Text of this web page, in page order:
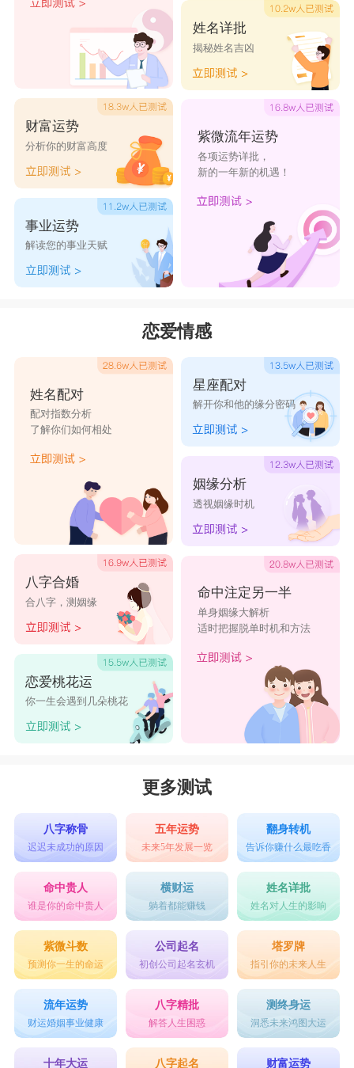
处女座
在谈恋爱的时候总会希望另一半按照自
己的高标准来做到完美，所以我们看到处女座教训
自己的恋人是非常常见的事情。因为希望对方完
美，于是他们也会非常严格的想要完善自己的恋
人。大到衣服配色，小到指甲长度，都会是他们教
训恋人的点。当他们停止教训开始冷嘲热讽的时候
也是宣布恋情结束的时候了。
天秤座
比往常忙碌许多，双方见面的机会越来越少，可是
另一半追问时他们都有借口，而且还会鼓励另一半
多多培养自己的兴趣有自己的生活。这时候得好好
看紧天秤恋人。
分手前会拒绝和你过任何节日，你稍微
有点抱怨就会觉得你这人怎么这么不懂事，其实就
是他们心里有鬼。
这个不用多说了，无论射手男还是射手女分手
前都是拒绝电话、拒绝消息、拒绝和你约会。恋人
开始闹，开始不断逼着
射手座与自己约会，控制射
手座的时候，就是射手座摊牌的时候了。
摩羯座
变得异常忙碌把恋人抛弃在一旁，甚至忘记约会的
时间，让恋人抓狂。恋人开始质问摩羯座事业和爱
情的选择时，摩羯一定会斩钉截铁的选择事业，让
你自己离开，不做负心汉!
水瓶座
大多数水瓶座都会采取冷暴力的方式。水瓶座
突然很忙，当你还沉浸在热恋的喜悦中的时候。
他/她会变得偶尔给你发发短信打打电话，可惜已
经不会有象声词，比如原来的“我到家了噢!”变
成“我到家了”。约会时拥抱接吻变少，这些都是他
们分手的套路，逼着你自己走。
财富运势
分析你的财富高度
事业运势
解读您的事业天赋
姓名详批
揭秘姓名吉凶
紫微流年运势
各项运势详批，
新的一年新的机遇！
恋爱情感
姓名配对
配对指数分析
了解你们如何相处
八字合婚
合八字，测姻缘
恋爱桃花运
你一生会遇到几朵桃花
星座配对
解开你和他的缘分密码
姻缘分析
透视姻缘时机
命中注定另一半
单身姻缘大解析
适时把握脱单时机和方法
更多测试
八字称骨
迟迟未成功的原因
五年运势
未来5年发展一览
翻身转机
告诉你赚什么最吃香
命中贵人
谁是你的命中贵人
横财运
躺着都能赚钱
姓名详批
姓名对人生的影响
紫微斗数
预测你一生的命运
公司起名
初创公司起名玄机
塔罗牌
指引你的未来人生
流年运势
财运婚姻事业健康
八字精批
解答人生困惑
测终身运
洞悉未来鸿图大运
十年大运 八字起名 财富运势